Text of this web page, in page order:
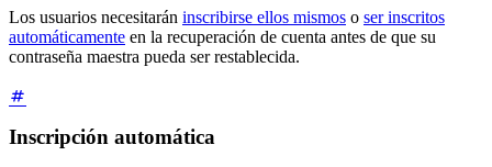
Los usuarios necesitarán inscribirse ellos mismos o ser inscritos
automáticamente en la recuperación de cuenta antes de que su
contraseña maestra pueda ser restablecida.
Inscripción automática